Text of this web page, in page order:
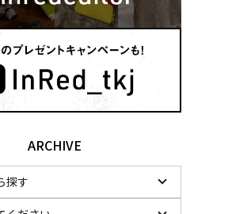
ARCHIVE